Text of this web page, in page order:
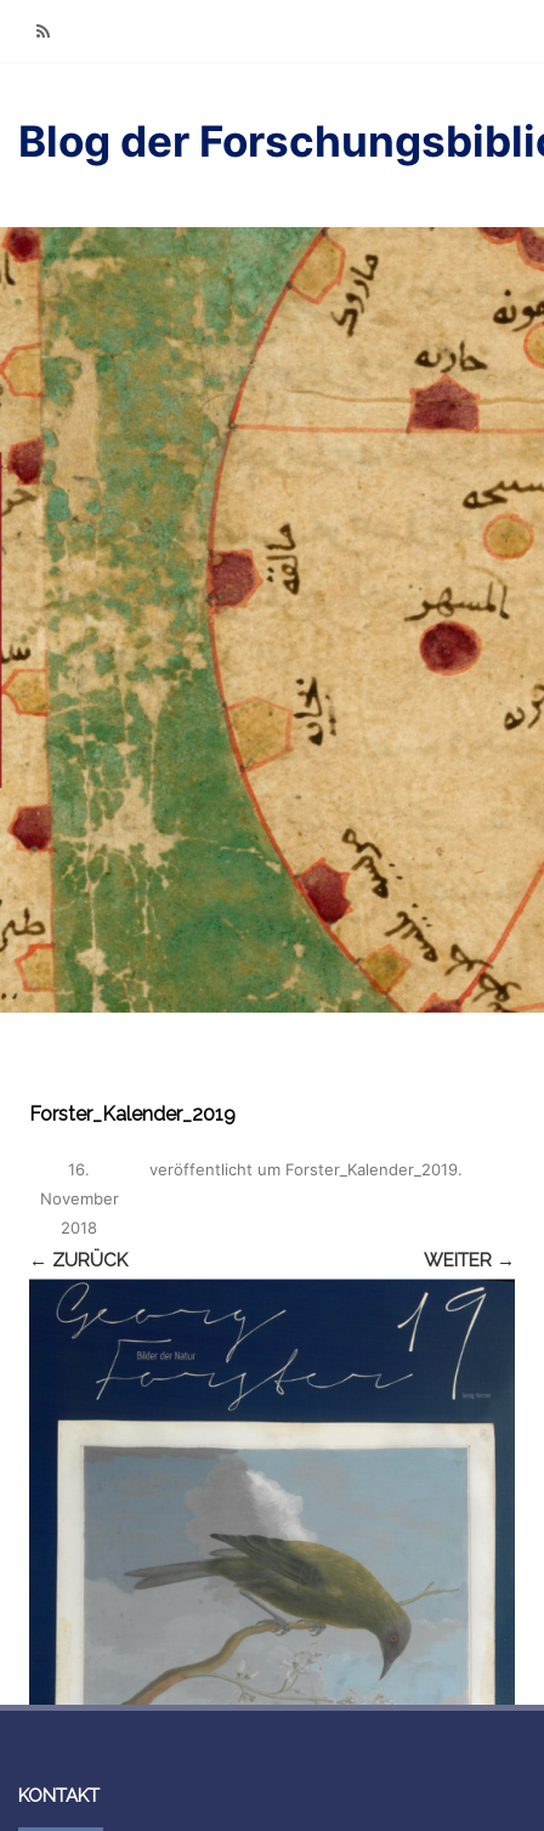
Blog der
Forster_Kalender_2019
veröffentlicht
16.
November
2018
um Forster_Kalender_2019.
← ZURÜCK WEITER →
KONTAKT